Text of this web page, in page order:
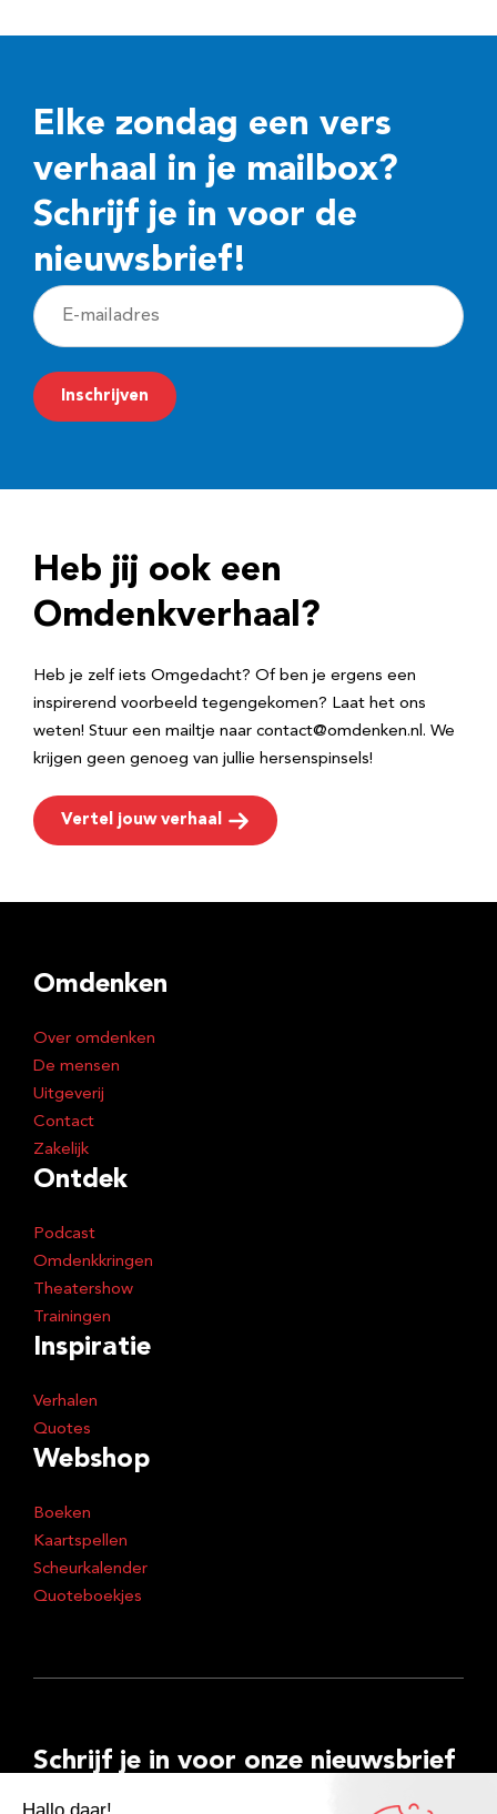
Elke zondag een vers
verhaal in je mailbox?
Schrijf je in voor de
nieuwsbrief!
E
-
m
a
r
e
Inschrijven
Heb jij ook een
Omdenkverhaal?
Heb je zelf iets Omgedacht? Of ben je ergens een
inspirerend voorbeeld tegengekomen? Laat het ons
weten! Stuur een mailtje naar contact@omdenken.nl. We
krijgen geen genoeg van jullie hersenspinsels!
Vertel jouw verhaal
Omdenken
Over omdenken
De mensen
Uitgeverij
Contact
Zakelijk
Ontdek
Podcast
Omdenkkringen
Theatershow
Trainingen
Inspiratie
Verhalen
Quotes
Webshop
Boeken
Kaartspellen
Scheurkalender
Quoteboekjes
Schrijf je in voor onze nieuwsbrief